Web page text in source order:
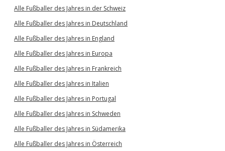
Alle Fußballer des Jahres in der Schweiz
Alle Fußballer des Jahres in Deutschland
Alle Fußballer des Jahres in England
Alle Fußballer des Jahres in Europa
Alle Fußballer des Jahres in Frankreich
Alle Fußballer des Jahres in Italien
Alle Fußballer des Jahres in Portugal
Alle Fußballer des Jahres in Schweden
Alle Fußballer des Jahres in Südamerika
Alle Fußballer des Jahres in Österreich